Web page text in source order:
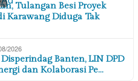
Tulangan Besi Proyek
Karawang Diduga Tak
2026
Banten, LIN DPD
dan Kolaborasi Pe…